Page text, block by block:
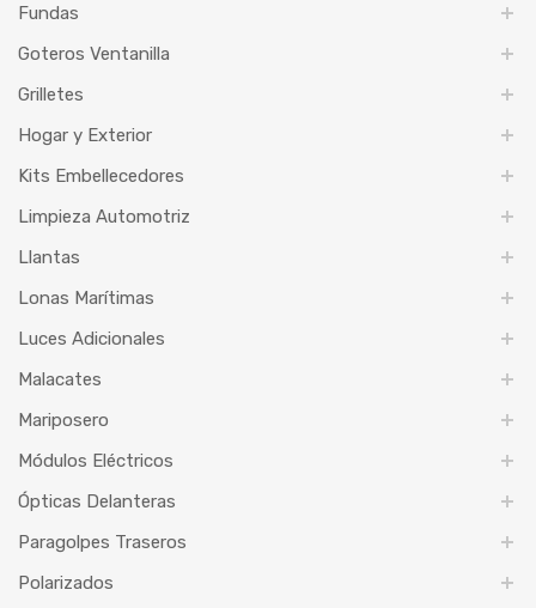
Fundas
Goteros Ventanilla
Grilletes
Hogar y Exterior
Kits Embellecedores
Limpieza Automotriz
Llantas
Lonas Marítimas
Luces Adicionales
Malacates
Mariposero
Módulos Eléctricos
Ópticas Delanteras
Paragolpes Traseros
Polarizados